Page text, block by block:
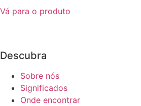
Vá para o produto
ser
Descubra
Sobre nós
Significados
Onde encontrar